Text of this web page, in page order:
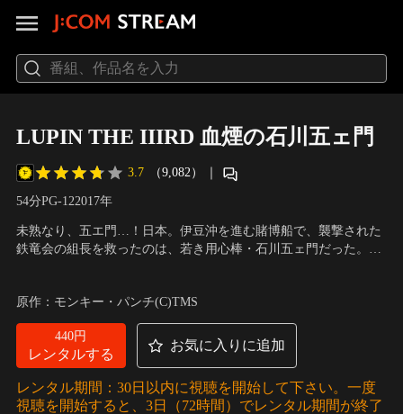
LUPIN THE IIIRD 血煙の石川五ェ門
3.7 （9,082） ｜
54分PG-122017年
未熟なり、五エ門…！日本。伊豆沖を進む賭博船で、襲撃された
鉄竜会の組長を救ったのは、若き用心棒・石川五ェ門だった。だ
ったが逃げられてしまう。一方、賭博船から金を奪うことに成功
したルパン三世と次元大介、峰不二子は…。
原作：モンキー・パンチ(C)TMS
440円
レンタルする
お気に入りに追加
レンタル期間：30日以内に視聴を開始して下さい。一度
視聴を開始すると、3日（72時間）でレンタル期間が終了